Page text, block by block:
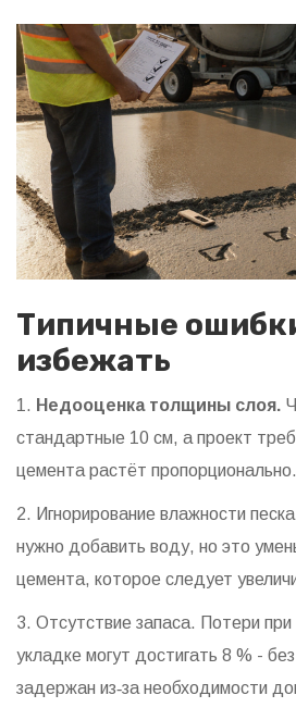
Типичные
избежать
1. Недооценка толщины слоя.
стандартные 10 см, а проект
цемента растёт пропорционально.
2. Игнорирование влажности
нужно добавить воду, но это
цемента, которое следует
3. Отсутствие запаса. Потери при
укладке могут достигать 8 % -
задержан из‑за необходимости